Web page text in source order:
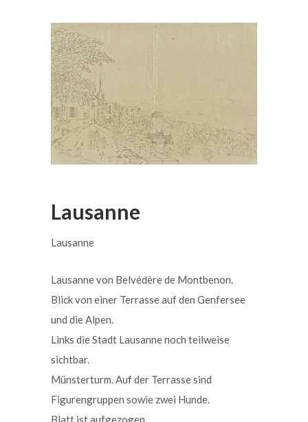
Lausanne
Lausanne
Lausanne von Belvédère de Montbenon.
Blick von einer Terrasse auf den Genfersee
und die Alpen.
Links die Stadt Lausanne noch teilweise
sichtbar.
Münsterturm. Auf der Terrasse sind
Figurengruppen sowie zwei Hunde.
Blatt ist aufgezogen.